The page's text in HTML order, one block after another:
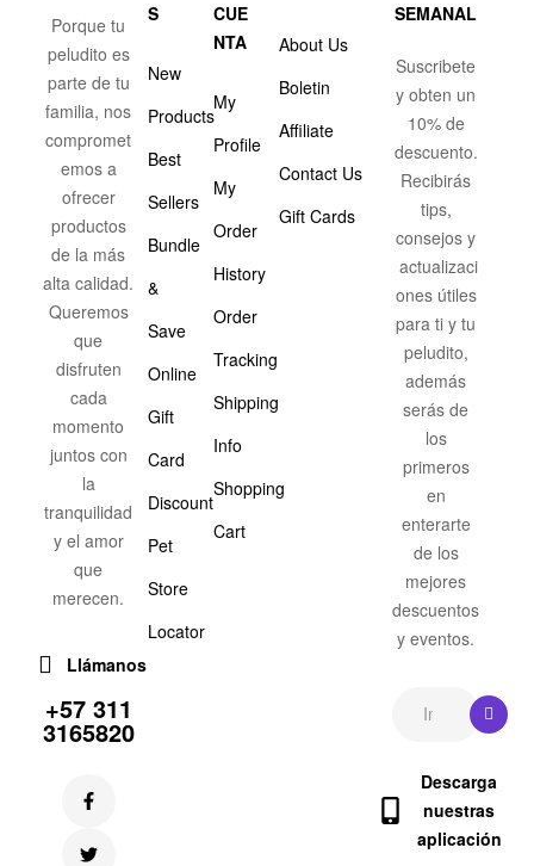
Porque tu
peludito es
parte de tu
familia, nos
compromet
emos a
ofrecer
productos
de la más
alta calidad.
Queremos
que
disfruten
cada
momento
juntos con
la
tranquilidad
y el amor
que
merecen.
Llámanos
+57 311
3165820
S
New
Products
Best
Sellers
Bundle
&
Save
Online
Gift
Card
Discount
Pet
Store
Locator
CUE
NTA
My
Profile
My
Order
History
Order
Tracking
Shipping
Info
Shopping
Cart
About Us
Boletin
Affiliate
Contact Us
Gift Cards
SEMANAL
Suscribete
y obten un
10% de
descuento.
Recibirás
tips,
consejos y
actualizaci
ones útiles
para ti y tu
peludito,
además
serás de
los
primeros
en
enterarte
de los
mejores
descuentos
y eventos.
Descarga
nuestras
aplicación